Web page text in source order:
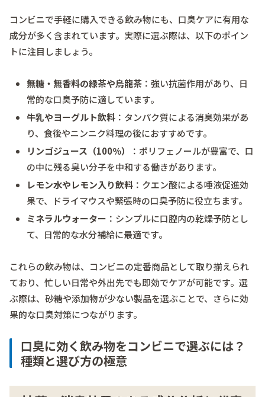
コンビニで手軽に購入できる飲み物にも、口臭ケアに有用な
成分が多く含まれています。実際に選ぶ際は、以下のポイン
トに注目しましょう。
無糖・無香料の緑茶や烏龍茶 ：強い抗菌作用があり、日
常的な口臭予防に適しています。
牛乳やヨーグルト飲料 ：タンパク質による消臭効果があ
り、食後やニンニク料理の後におすすめです。
リンゴジュース（100％）
：ポリフェノールが豊富で、口
の中に残る臭い分子を中和する働きがあります。
レモン水やレモン入り飲料 ：クエン酸による唾液促進効
果で、ドライマウスや緊張時の口臭予防に役立ちます。
ミネラルウォーター ：シンプルに口腔内の乾燥予防とし
て、日常的な水分補給に最適です。
これらの飲み物は、コンビニの定番商品として取り揃えられ
ており、忙しい日常や外出先でも即効でケアが可能です。選
ぶ際は、砂糖や添加物が少ない製品を選ぶことで、さらに効
果的な口臭対策につながります。
口臭に効く飲み物をコンビニで選ぶには？
種類と選び方の極意